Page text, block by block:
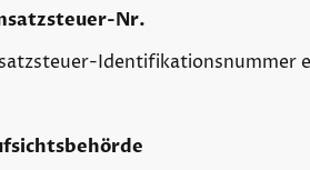
Nr.
Identifikationsnummer